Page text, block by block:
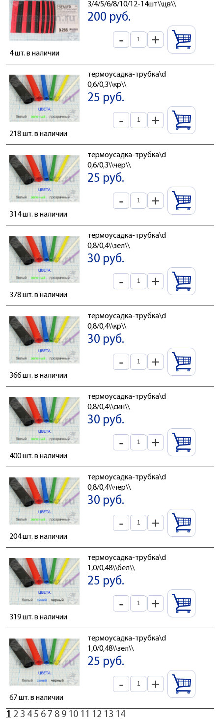
3/4/5/6/8/10/12-14шт\\цв\\
200 руб.
- +
4 шт. в наличии
термоусадка-трубка\d
0,6/0,3\\кр\\
25 руб.
- +
218 шт. в наличии
термоусадка-трубка\d
0,6/0,3\\чер\\
25 руб.
- +
314 шт. в наличии
термоусадка-трубка\d
0,8/0,4\\зел\\
30 руб.
- +
378 шт. в наличии
термоусадка-трубка\d
0,8/0,4\\кр\\
30 руб.
- +
366 шт. в наличии
термоусадка-трубка\d
0,8/0,4\\син\\
30 руб.
- +
400 шт. в наличии
термоусадка-трубка\d
0,8/0,4\\чер\\
30 руб.
- +
204 шт. в наличии
термоусадка-трубка\d
1,0/0,48\\бел\\
25 руб.
- +
319 шт. в наличии
термоусадка-трубка\d
1,0/0,48\\зел\\
25 руб.
- +
67 шт. в наличии
1 2 3 4 5 6 7 8 9 10 11 12 13 14